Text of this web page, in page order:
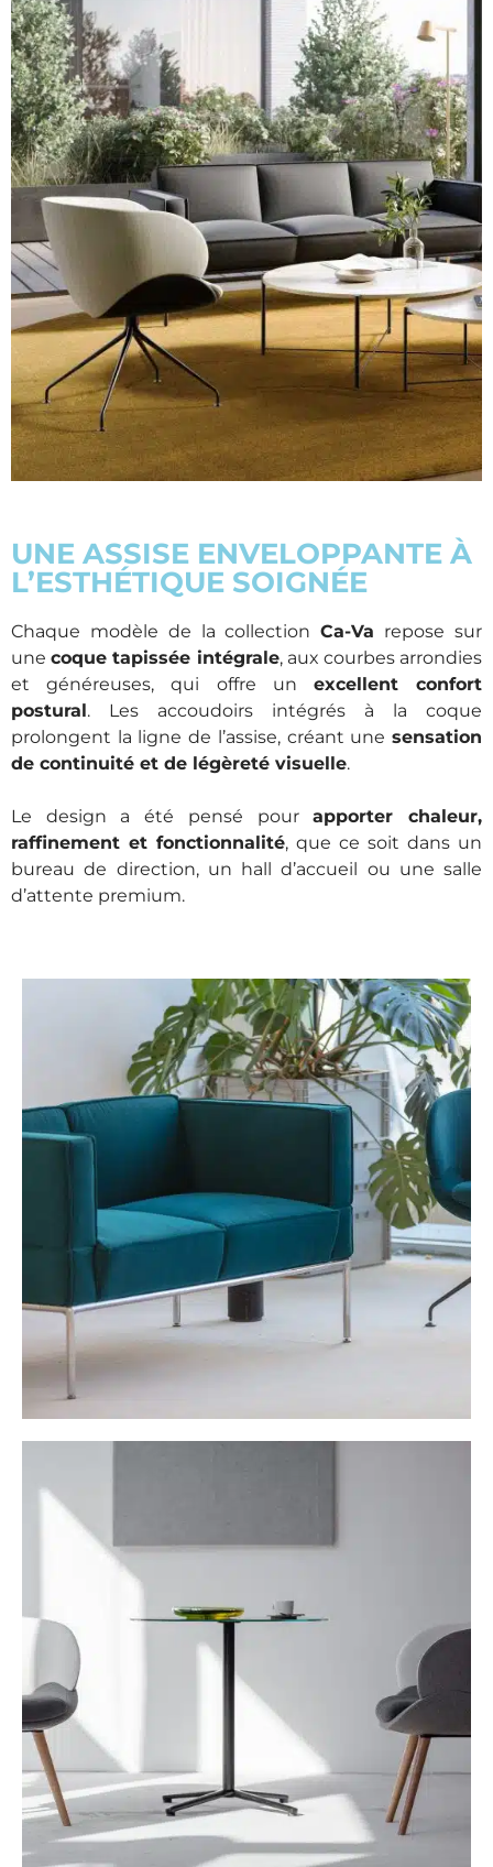
UNE ASSISE ENVELOPPANTE À
L’ESTHÉTIQUE SOIGNÉE
Chaque modèle de la collectionCa-Va repose sur
unecoque tapissée intégrale, aux courbes arrondies
et généreuses, qui offre un excellent confort
postural. Les accoudoirs intégrés à la coque
prolongent la ligne de l’assise, créant une sensation
de continuité et de légèreté visuelle.
Le design a été pensé pourapporter chaleur,
raffinement et fonctionnalité, que ce soit dans un
bureau de direction, un hall d’accueil ou une salle
d’attente premium.